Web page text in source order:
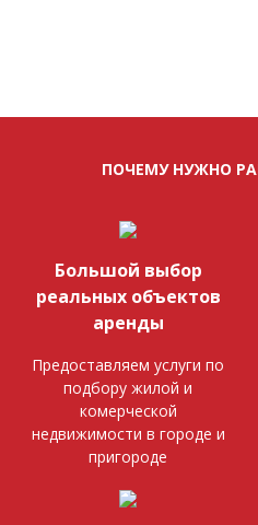
ПОЧЕМУ НУЖНО
Большой выбор
реальных объектов
аренды
Предоставляем услуги по
подбору жилой и
комерческой
недвижимости в городе и
пригороде